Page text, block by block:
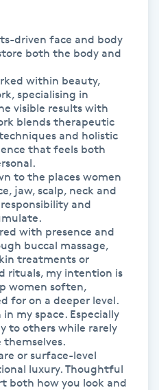
driven face and body
both the body and
within beauty,
specialising in
visible results with
blends therapeutic
and holistic
that feels both
to the places women
jaw, scalp, neck and
responsibility and
with presence and
buccal massage,
treatments or
rituals, my intention is
women soften,
for on a deeper level.
my space. Especially
to others while rarely
themselves.
or surface-level
luxury. Thoughtful
both how you look and